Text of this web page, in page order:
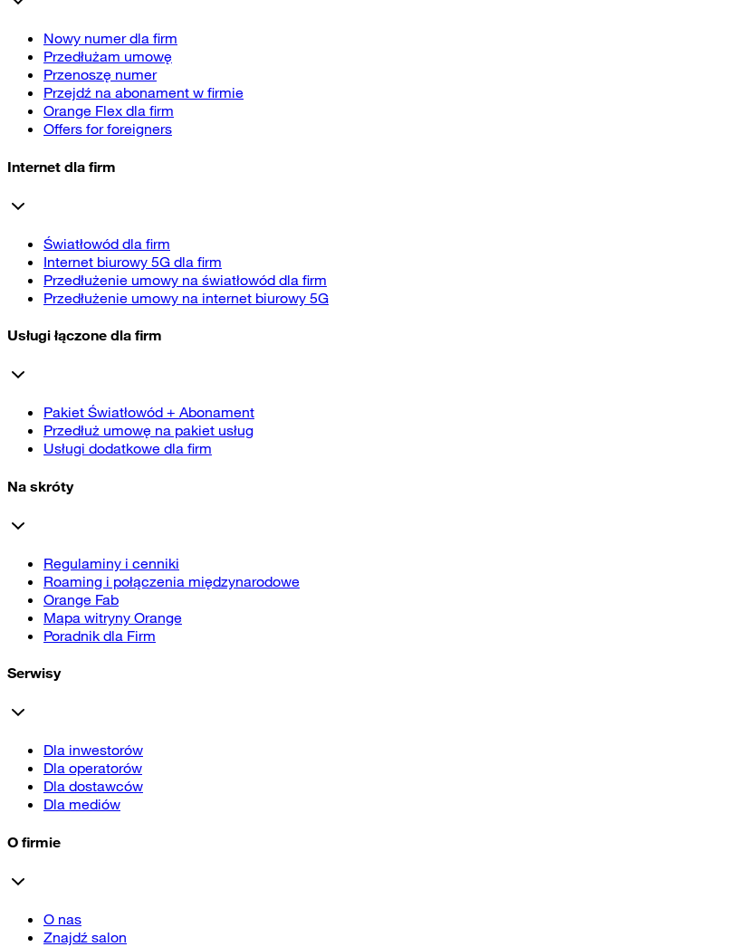
Nowy numer dla firm
Przedłużam umowę
Przenoszę numer
Przejdź na abonament w firmie
Orange Flex dla firm
Offers for foreigners
Internet dla firm
Światłowód dla firm
Internet biurowy 5G dla firm
Przedłużenie umowy na światłowód dla firm
Przedłużenie umowy na internet biurowy 5G
Usługi łączone dla firm
Pakiet Światłowód + Abonament
Przedłuż umowę na pakiet usług
Usługi dodatkowe dla firm
Na skróty
Regulaminy i cenniki
Roaming i połączenia międzynarodowe
Orange Fab
Mapa witryny Orange
Poradnik dla Firm
Serwisy
Dla inwestorów
Dla operatorów
Dla dostawców
Dla mediów
O firmie
O nas
Znajdź salon